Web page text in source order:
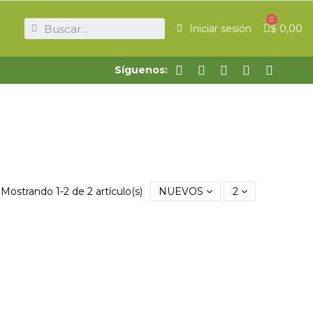
Iniciar sesión $ 0,00
Síguenos:
Mostrando 1-2 de 2 artículo(s) NUEVOS 2